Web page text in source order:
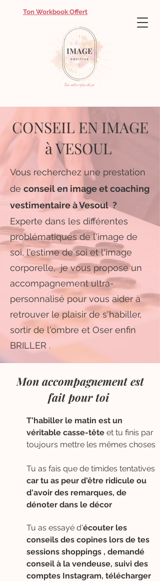
Ton Workbook Offert
CONSEIL EN IMAGE
à VESOUL
Vous recherchez une prestation
de conseil en image et coaching
vestimentaire à Vesoul ?
Experte dans les différentes
problématiques de l'image de
soi, l'estime de soi et l'image
corporelle, je vous propose un
accompagnement ultra-
personnalisé pour vous aider à
retrouver le plaisir de s'habiller,
sortir de l'ombre et Oser enfin
BRILLER .
Mon accompagnement est
fait pour toi
T'habiller le matin est un
véritable casse-tête et tu finis par
toujours mettre les mêmes choses
Tu as fais que de timides tentatives
car tu as peur d'être ridicule ou
d'avoir des remarques, de
dénoter dans le décor
Tu as essayé d'écouter les
conseils des copines lors de tes
sessions shoppings , demandé
conseil à la vendeuse, suivi des
comptes Instagram, télécharger